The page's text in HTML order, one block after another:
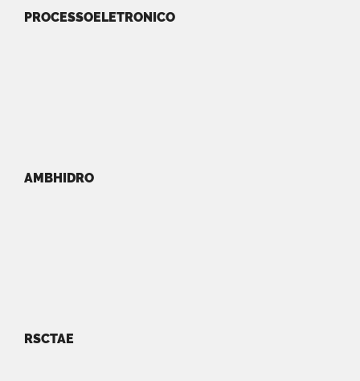
PROCESSOELETRONICO
AMBHIDRO
RSCTAE